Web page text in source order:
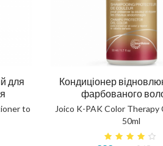
для
to
Кондиціонер
фарбованого
Joico K-PAK Color
50ml